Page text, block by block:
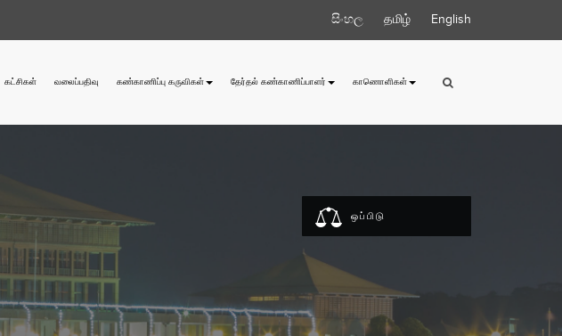
සිංහල தமிழ் English
கட்சிகள் வலைப்பதிவு கண்காணிப்பு கருவிகள் தேர்தல் கண்காணிப்பாளர் காணொளிகள்
ஒப்பிடு